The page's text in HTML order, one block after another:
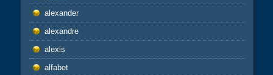
alexander
alexandre
alexis
alfabet